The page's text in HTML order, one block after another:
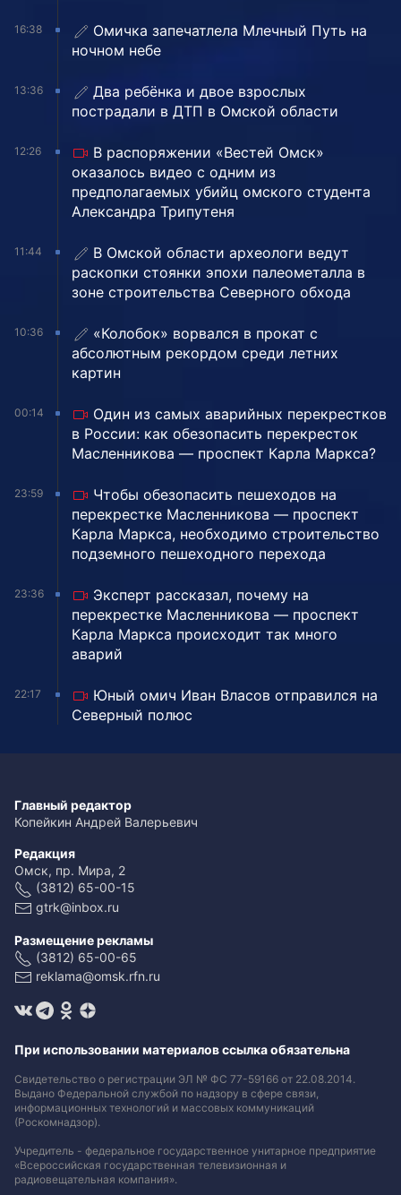
16:38
Омичка запечатлела Млечный Путь на
ночном небе
13:36
Два ребёнка и двое взрослых
пострадали в ДТП в Омской области
12:26
В распоряжении «Вестей Омск»
оказалось видео с одним из
предполагаемых убийц омского студента
Александра Трипутеня
11:44
В Омской области археологи ведут
раскопки стоянки эпохи палеометалла в
зоне строительства Северного обхода
10:36
«Колобок» ворвался в прокат с
абсолютным рекордом среди летних
картин
00:14
Один из самых аварийных перекрестков
в России: как обезопасить перекресток
Масленникова — проспект Карла Маркса?
23:59
Чтобы обезопасить пешеходов на
перекрестке Масленникова — проспект
Карла Маркса, необходимо строительство
подземного пешеходного перехода
23:36
Эксперт рассказал, почему на
перекрестке Масленникова — проспект
Карла Маркса происходит так много
аварий
22:17
Юный омич Иван Власов отправился на
Северный полюс
Главный редактор
Копейкин Андрей Валерьевич
Редакция
Омск, пр. Мира, 2
(3812) 65-00-15
gtrk@inbox.ru
Размещение рекламы
(3812) 65-00-65
reklama@omsk.rfn.ru
При использовании материалов ссылка обязательна
Свидетельство о регистрации ЭЛ № ФС 77-59166 от 22.08.2014.
Выдано Федеральной службой по надзору в сфере связи,
информационных технологий и массовых коммуникаций
(Роскомнадзор).
Учредитель - федеральное государственное унитарное предприятие
«Всероссийская государственная телевизионная и
радиовещательная компания».